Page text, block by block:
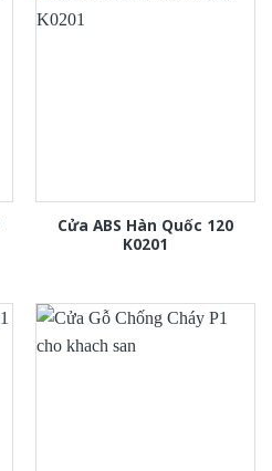
Cửa ABS Hàn Quốc 120
K0201